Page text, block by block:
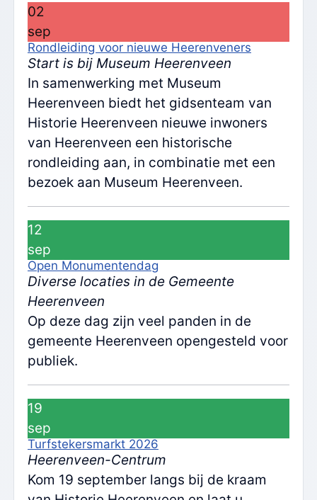
02
sep
Rondleiding voor nieuwe Heerenveners
Start is bij Museum Heerenveen
In samenwerking met Museum
Heerenveen biedt het gidsenteam van
Historie Heerenveen nieuwe inwoners
van Heerenveen een historische
rondleiding aan, in combinatie met een
bezoek aan Museum Heerenveen.
12
sep
Open Monumentendag
Diverse locaties in de Gemeente
Heerenveen
Op deze dag zijn veel panden in de
gemeente Heerenveen opengesteld voor
publiek.
19
sep
Turfstekersmarkt 2026
Heerenveen-Centrum
Kom 19 september langs bij de kraam